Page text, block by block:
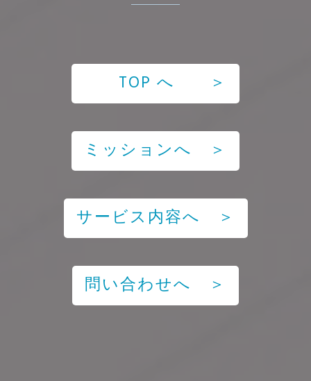
TOP へ ＞
ミッションへ ＞
サービス内容へ ＞
問い合わせへ ＞